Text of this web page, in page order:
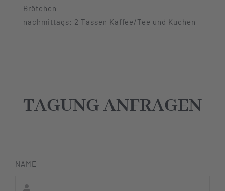
Brötchen
nachmittags: 2 Tassen Kaffee/Tee und Kuchen
TAGUNG ANFRAGEN
NAME